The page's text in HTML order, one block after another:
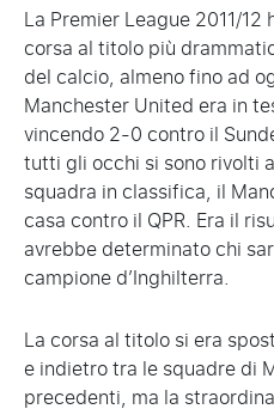
La Premier League 2011/
corsa al titolo più
del calcio, almeno fino ad
Manchester United era in
vincendo 2-0 contro il
tutti gli occhi si sono rivolti
squadra in classifica, il
casa contro il QPR. Era il
avrebbe determinato chi
campione d’Inghilterra.
La corsa al titolo si era
e indietro tra le squadre di
precedenti, ma la